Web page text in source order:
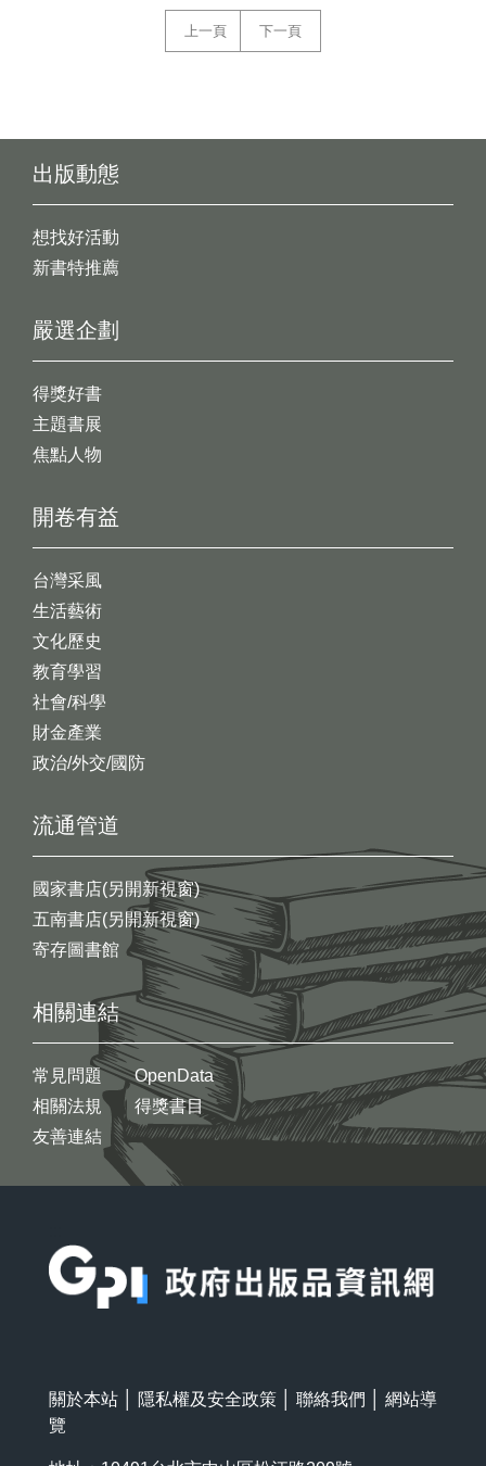
上一頁 下一頁
出版動態
想找好活動
新書特推薦
開卷有益
台灣采風
生活藝術
文化歷史
教育學習
社會/科學
財金產業
政治/外交/國防
嚴選企劃
得獎好書
主題書展
焦點人物
流通管道
國家書店(另開新視窗)
五南書店(另開新視窗)
寄存圖書館
相關連結
常見問題
相關法規
友善連結
OpenData
得獎書目
關於本站 隱私權及安全政策 聯絡我們
網站導
覽